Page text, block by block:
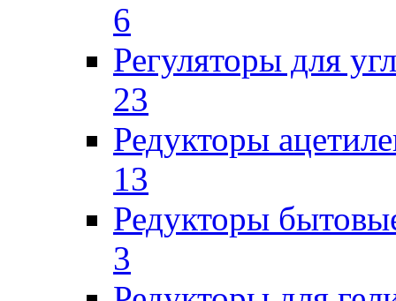
6
Регуляторы для
23
Редукторы
13
Редукторы
3